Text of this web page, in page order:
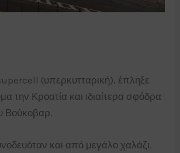
(υπερκυτταρική), έπληξε
την Κροατία και ιδιαίτερα σφόδρα
Βούκοβαρ.
και από μεγάλο χαλάζι.